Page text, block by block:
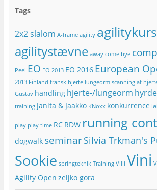
-
d
e
s
e
Tags
2x2 slalom A-frame agility
agilitystævne away come bye
Peel EO EO 2013 EO 2016 European
2013 Finland fransk hjerte lungeorm scanning af
Gustav handling hjerte-/lungeorm
training Janita & Jaakko KNoxx konkurrence
play play time RC RDW running
dogwalk seminarSilvia Trkman's
Sookie springteknik Training Villi Vini
Agility Open zeljko gora